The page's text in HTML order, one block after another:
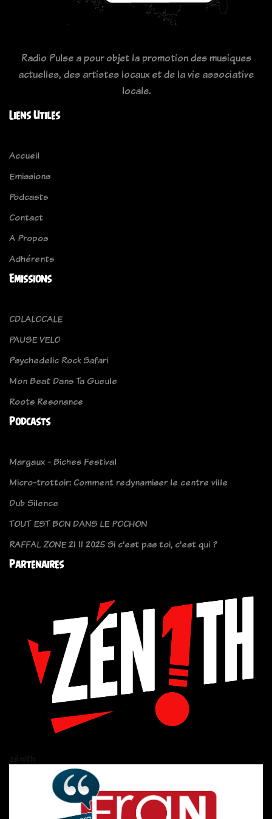
Radio Pulse a pour objet la promotion des musiques
actuelles, des artistes locaux et de la vie associative
locale.
Liens Utiles
Accueil
Emissions
Podcasts
Contact
A Propos
Adhérents
Emissions
CDLALOCALE
PAUSE VELO
Psychedelic Rock Safari
Mon Beat Dans Ta Gueule
Roots Resonance
Podcasts
Margaux - Biches Festival
Micro-trottoir: Comment redynamiser le centre ville
Dub Silence
TOUT EST BON DANS LE POCHON
RAFFAL ZONE 21 11 2025 Si c'est pas toi, c'est qui ?
Partenaires